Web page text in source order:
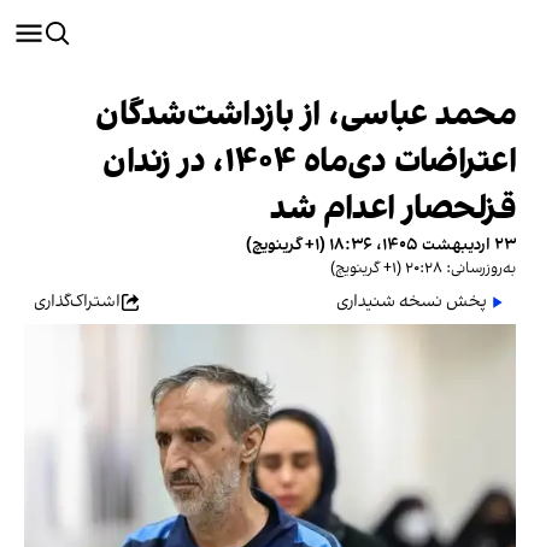
محمد عباسی، از بازداشت‌شدگان
اعتراضات دی‌ماه ۱۴۰۴، در زندان
قزلحصار اعدام شد
۲۳ اردیبهشت ۱۴۰۵، ۱۸:۳۶ (‎+۱ گرینویچ)
به‌روزرسانی: ۲۰:۲۸ (‎+۱ گرینویچ)
پخش نسخه شنیداری اشتراک‌گذاری